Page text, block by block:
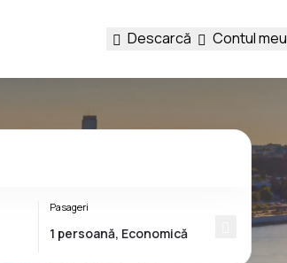
Descarcă Contul meu
Pasageri